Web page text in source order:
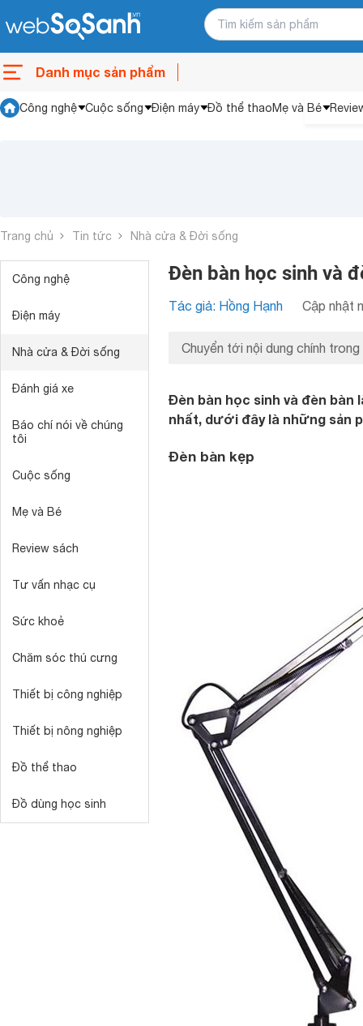
Danh mục sản phẩm
Công nghệ Cuộc sống Điện máy Đồ thể thaoMẹ và Bé
Trang chủ Tin tức Nhà cửa & Đời sống
Công nghệ
Điện máy
Nhà cửa & Đời sống
Đánh giá xe
Báo chí nói về chúng
tôi
Cuộc sống
Mẹ và Bé
Review sách
Tư vấn nhạc cụ
Sức khoẻ
Chăm sóc thú cưng
Thiết bị công nghiệp
Thiết bị nông nghiệp
Đồ thể thao
Đồ dùng học sinh
Đèn bàn học sinh và
Tác giả: Hồng Hạnh Cập nhật
Chuyển tới nội dung chính trong
Đèn bàn học sinh và đèn bàn
nhất, dưới đây là những sản
Đèn bàn kẹp